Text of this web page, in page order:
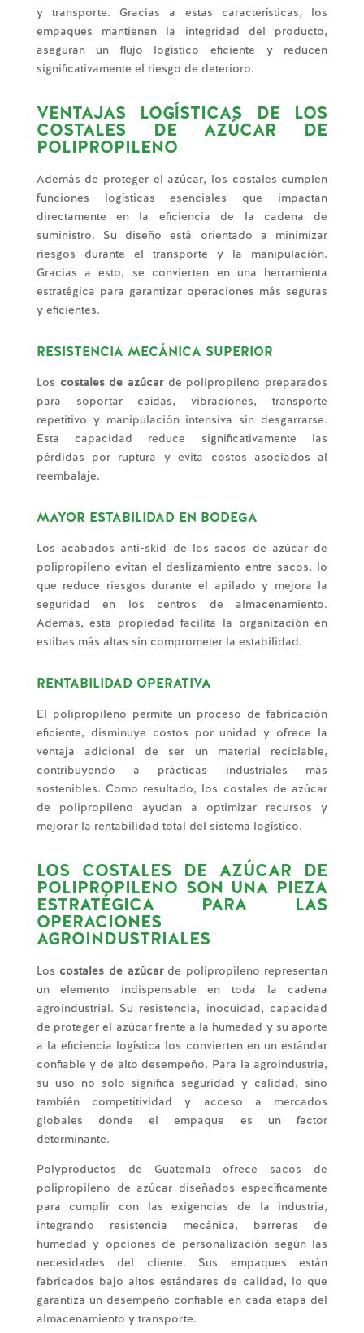
y transporte. Gracias a estas características, los
empaques mantienen la integridad del producto,
aseguran un flujo logístico eficiente y reducen
significativamente el riesgo de deterioro.
VENTAJAS LOGÍSTICAS DE LOS
COSTALES DE AZÚCAR DE
POLIPROPILENO
Además de proteger el azúcar, los costales cumplen
funciones logísticas esenciales que impactan
directamente en la eficiencia de la cadena de
suministro. Su diseño está orientado a minimizar
riesgos durante el transporte y la manipulación.
Gracias a esto, se convierten en una herramienta
estratégica para garantizar operaciones más seguras
y eficientes.
RESISTENCIA MECÁNICA SUPERIOR
Los costales de azúcarde polipropileno preparados
para soportar caídas, vibraciones, transporte
repetitivo y manipulación intensiva sin desgarrarse.
Esta capacidad reduce significativamente las
pérdidas por ruptura y evita costos asociados al
reembalaje.
MAYOR ESTABILIDAD EN BODEGA
Los acabados anti-skid de los sacos de azúcar de
polipropileno evitan el deslizamiento entre sacos, lo
que reduce riesgos durante el apilado y mejora la
seguridad en los centros de almacenamiento.
Además, esta propiedad facilita la organización en
estibas más altas sin comprometer la estabilidad.
RENTABILIDAD OPERATIVA
El polipropileno permite un proceso de fabricación
eficiente, disminuye costos por unidad y ofrece la
ventaja adicional de ser un material reciclable,
contribuyendo a prácticas industriales más
sostenibles. Como resultado, los costales de azúcar
de polipropileno ayudan a optimizar recursos y
mejorar la rentabilidad total del sistema logístico.
LOS COSTALES DE AZÚCAR DE
POLIPROPILENO SON UNA PIEZA
ESTRATÉGICA PARA LAS
OPERACIONES
AGROINDUSTRIALES
Los costales de azúcarde polipropileno representan
un elemento indispensable en toda la cadena
agroindustrial. Su resistencia, inocuidad, capacidad
de proteger el azúcar frente a la humedad y su aporte
a la eficiencia logística los convierten en un estándar
confiable y de alto desempeño. Para la agroindustria,
su uso no solo significa seguridad y calidad, sino
también competitividad y acceso a mercados
globales donde el empaque es un factor
determinante.
Polyproductos de Guatemala ofrece sacos de
polipropileno de azúcar diseñados específicamente
para cumplir con las exigencias de la industria,
integrando resistencia mecánica, barreras de
humedad y opciones de personalización según las
necesidades del cliente. Sus empaques están
fabricados bajo altos estándares de calidad, lo que
garantiza un desempeño confiable en cada etapa del
almacenamiento y transporte.